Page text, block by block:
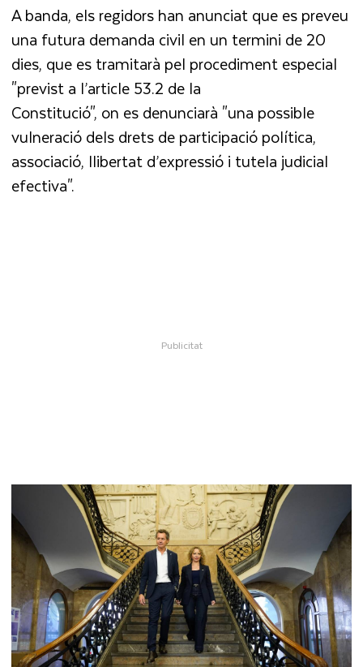
A banda, els regidors han anunciat que es preveu
una futura demanda civil en un termini de 20
dies, que es tramitarà pel procediment especial
"previst a l’article 53.2 de la
Constitució", on es denunciarà "una possible
vulneració dels drets de participació política,
associació, llibertat d’expressió i tutela judicial
efectiva".